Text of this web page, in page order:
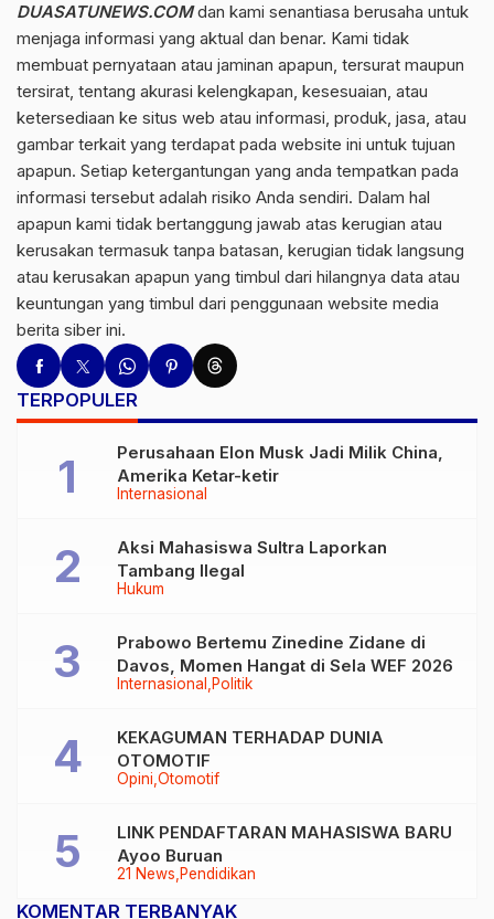
DUASATUNEWS.COMdan kami senantiasa berusaha untuk
menjaga informasi yang aktual dan benar. Kami tidak
membuat pernyataan atau jaminan apapun, tersurat maupun
tersirat, tentang akurasi kelengkapan, kesesuaian, atau
ketersediaan ke situs web atau informasi, produk, jasa, atau
gambar terkait yang terdapat pada website ini untuk tujuan
apapun. Setiap ketergantungan yang anda tempatkan pada
informasi tersebut adalah risiko Anda sendiri. Dalam hal
apapun kami tidak bertanggung jawab atas kerugian atau
kerusakan termasuk tanpa batasan, kerugian tidak langsung
atau kerusakan apapun yang timbul dari hilangnya data atau
keuntungan yang timbul dari penggunaan website media
berita siber ini.
TERPOPULER
Internasional
Perusahaan Elon Musk Jadi Milik China,
Amerika Ketar-ketir
Hukum
Aksi Mahasiswa Sultra Laporkan
Tambang Ilegal
Internasional Politik
Prabowo Bertemu Zinedine Zidane di
Davos, Momen Hangat di Sela WEF 2026
Opini Otomotif
KEKAGUMAN TERHADAP DUNIA
OTOMOTIF
21 News Pendidikan
LINK PENDAFTARAN MAHASISWA BARU
Ayoo Buruan
KOMENTAR TERBANYAK